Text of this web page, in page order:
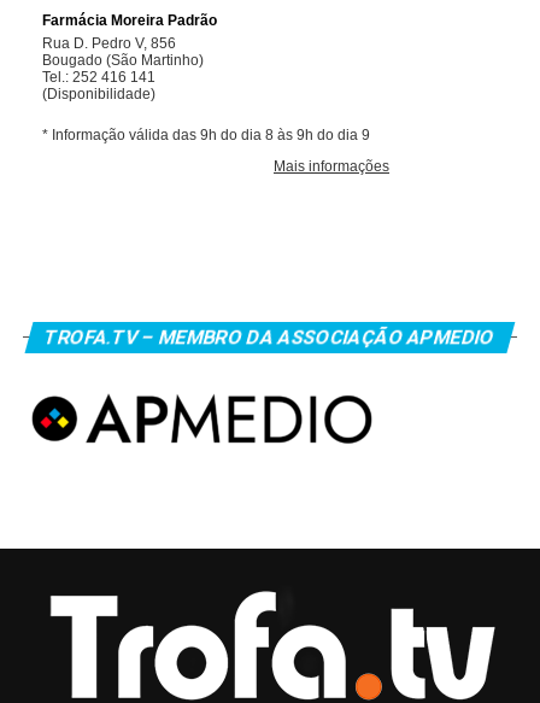
TROFA.TV – MEMBRO DA ASSOCIAÇÃO APMEDIO